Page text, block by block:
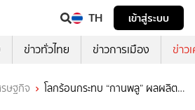
TH
เข้าสู่ระบบ
ข่าวทั่วไทย ข่าวการเมือง ข่าว
รษฐกิจ
โลกร้อนกระทบ “กานพลู” ผลผลิต